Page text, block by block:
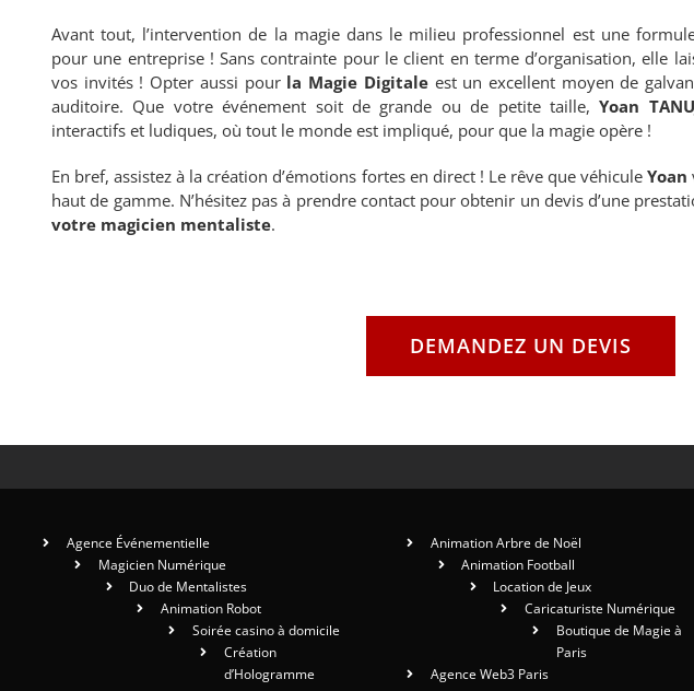
Avant tout, l’intervention de la magie dans le milieu professionnel est une
pour une entreprise ! Sans contrainte pour le client en terme d’organisation, elle
vos invités ! Opter aussi pourla Magie Digitaleest un excellent moyen de
auditoire. Que votre événement soit de grande ou de petite taille,Yoan
interactifs et ludiques, où tout le monde est impliqué, pour que la magie opère !
En bref, assistez à la création d’émotions fortes en direct ! Le rêve que véhiculeYoan
haut de gamme. N’hésitez pas à prendre contact pour obtenir un devis d’une
votre magicien mentaliste.
DEMANDEZ UN DEVIS
Agence Événementielle
Magicien Numérique
Duo de Mentalistes
Animation Robot
Soirée casino à domicile
Création
d’Hologramme
Animation Arbre de Noël
Animation Football
Location de Jeux
Caricaturiste Numérique
Boutique de Magie à
Paris
Agence Web3 Paris